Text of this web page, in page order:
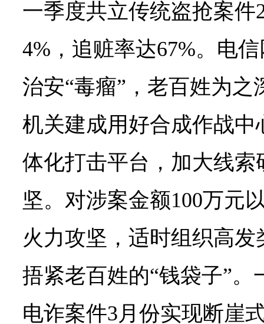
一季度共立传统盗抢案件
4%，追赃率达67%。电
治安“毒瘤”，老百姓为
机关建成用好合成作战中
体化打击平台，加大线
坚。对涉案金额100万元
火力攻坚，适时组织高
捂紧老百姓的“钱袋子”
电诈案件3月份实现断崖